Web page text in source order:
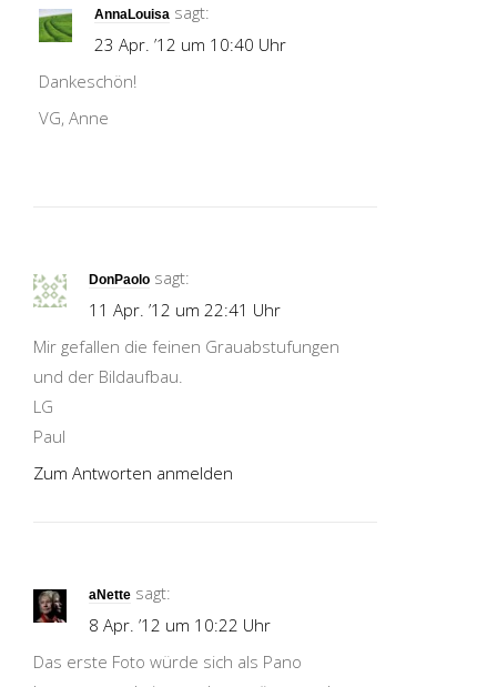
AnnaLouisa sagt:
23 Apr. ’12 um 10:40 Uhr
Dankeschön!
VG, Anne
DonPaolo sagt:
11 Apr. ’12 um 22:41 Uhr
Mir gefallen die feinen Grauabstufungen
und der Bildaufbau.
LG
Paul
Zum Antworten anmelden
aNette sagt:
8 Apr. ’12 um 10:22 Uhr
Das erste Foto würde sich als Pano